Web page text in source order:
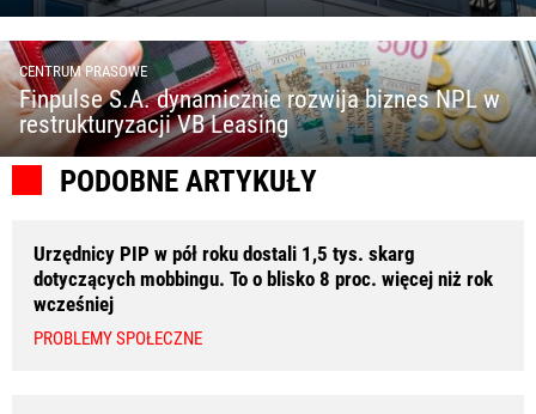
CENTRUM PRASOWE
Finpulse S.A. dynamicznie rozwija biznes NPL w
restrukturyzacji VB Leasing
PODOBNE ARTYKUŁY
Urzędnicy PIP w pół roku dostali 1,5 tys. skarg
dotyczących mobbingu. To o blisko 8 proc. więcej niż rok
wcześniej
PROBLEMY SPOŁECZNE